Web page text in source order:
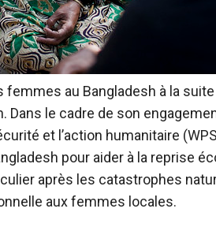
au Bangladesh à la
le cadre de son
et l’action humanitaire
pour aider à la reprise
après les catastrophes
aux femmes locales.